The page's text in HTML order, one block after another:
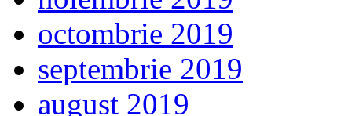
octombrie 2019
septembrie 2019
august 2019